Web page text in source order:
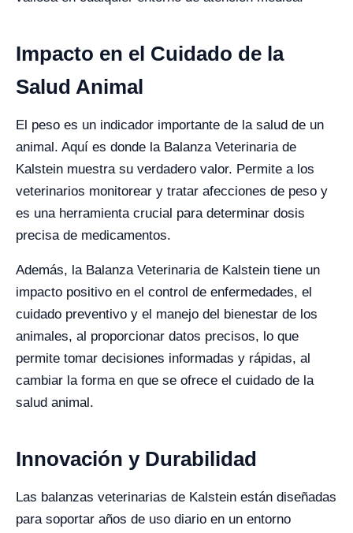
Impacto en el Cuidado de la
Salud Animal
El peso es un indicador importante de la salud de un
animal. Aquí es donde la Balanza Veterinaria de
Kalstein muestra su verdadero valor. Permite a los
veterinarios monitorear y tratar afecciones de peso y
es una herramienta crucial para determinar dosis
precisa de medicamentos.
Además, la Balanza Veterinaria de Kalstein tiene un
impacto positivo en el control de enfermedades, el
cuidado preventivo y el manejo del bienestar de los
animales, al proporcionar datos precisos, lo que
permite tomar decisiones informadas y rápidas, al
cambiar la forma en que se ofrece el cuidado de la
salud animal.
Innovación y Durabilidad
Las balanzas veterinarias de Kalstein están diseñadas
para soportar años de uso diario en un entorno